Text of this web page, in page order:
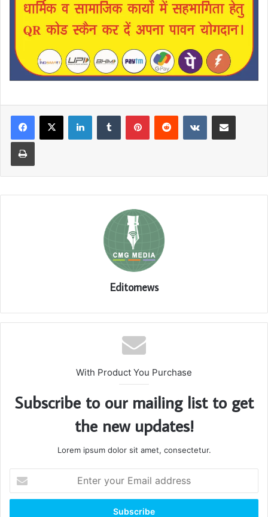
LinkedInTumblr PinterestReddit VKontakteShare via Email
Print
Editornews
With Product You Purchase
Subscribe to our mailing list to get
the new updates!
Lorem ipsum dolor sit amet, consectetur.
your
Email